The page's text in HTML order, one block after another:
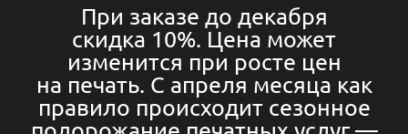
При заказе до декабря
скидка 10%. Цена может
изменится при росте цен
на печать. С апреля месяца как
правило происходит сезонное